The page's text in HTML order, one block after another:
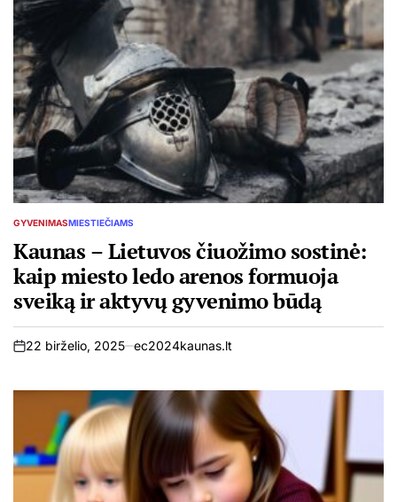
POSTED
GYVENIMASMIESTIEČIAMS
Kaunas – Lietuvos čiuožimo sostinė:
kaip miesto ledo arenos formuoja
sveiką ir aktyvų gyvenimo būdą
on
22 birželio, 2025 ec2024kaunas.lt